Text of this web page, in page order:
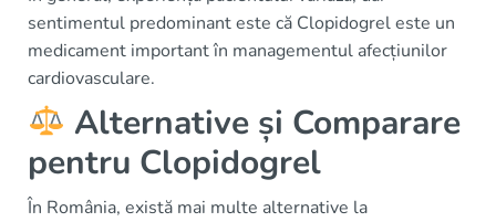
sentimentul predominant este că Clopidogrel este un
medicament important în managementul afecțiunilor
cardiovasculare.
Alternative și Comparare
pentru Clopidogrel
În România, există mai multe alternative la